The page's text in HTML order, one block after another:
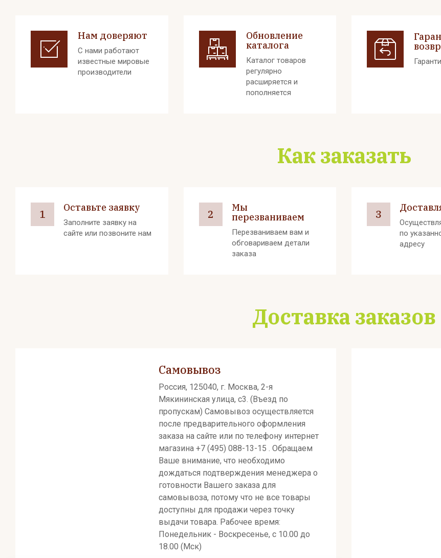
Нам доверяют
С нами работают
известные мировые
производители
Обновление
каталога
Каталог товаров
регулярно
расширяется и
пополняется
Как заказать
1 Оставьте заявку
Заполните заявку на
сайте или позвоните нам
2
Мы
перезваниваем
Перезваниваем вам и
обговариваем детали
заказа
3
по
адресу
Доставка заказов
Самовывоз
Россия, 125040, г. Москва, 2-я
Мякининская улица, с3. (Въезд по
пропускам) Самовывоз осуществляется
после предварительного оформления
заказа на сайте или по телефону интернет
магазина +7 (495) 088-13-15 . Обращаем
Ваше внимание, что необходимо
дождаться подтверждения менеджера о
готовности Вашего заказа для
самовывоза, потому что не все товары
доступны для продажи через точку
выдачи товара. Рабочее время:
Понедельник - Воскресенье, с 10.00 до
18.00 (Мск)